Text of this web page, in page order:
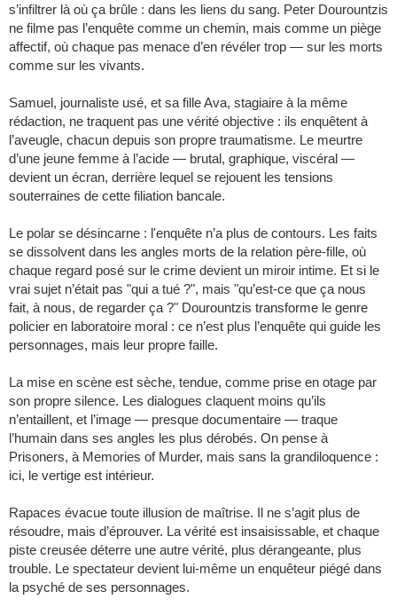
s’infiltrer là où ça brûle : dans les liens du sang. Peter Dourountzis
ne filme pas l’enquête comme un chemin, mais comme un piège
affectif, où chaque pas menace d’en révéler trop — sur les morts
comme sur les vivants.
Samuel, journaliste usé, et sa fille Ava, stagiaire à la même
rédaction, ne traquent pas une vérité objective : ils enquêtent à
l’aveugle, chacun depuis son propre traumatisme. Le meurtre
d’une jeune femme à l’acide — brutal, graphique, viscéral —
devient un écran, derrière lequel se rejouent les tensions
souterraines de cette filiation bancale.
Le polar se désincarne : l'enquête n’a plus de contours. Les faits
se dissolvent dans les angles morts de la relation père-fille, où
chaque regard posé sur le crime devient un miroir intime. Et si le
vrai sujet n’était pas "qui a tué ?", mais "qu’est-ce que ça nous
fait, à nous, de regarder ça ?" Dourountzis transforme le genre
policier en laboratoire moral : ce n’est plus l’enquête qui guide les
personnages, mais leur propre faille.
La mise en scène est sèche, tendue, comme prise en otage par
son propre silence. Les dialogues claquent moins qu’ils
n’entaillent, et l’image — presque documentaire — traque
l’humain dans ses angles les plus dérobés. On pense à
Prisoners, à Memories of Murder, mais sans la grandiloquence :
ici, le vertige est intérieur.
Rapaces évacue toute illusion de maîtrise. Il ne s’agit plus de
résoudre, mais d’éprouver. La vérité est insaisissable, et chaque
piste creusée déterre une autre vérité, plus dérangeante, plus
trouble. Le spectateur devient lui-même un enquêteur piégé dans
la psyché de ses personnages.